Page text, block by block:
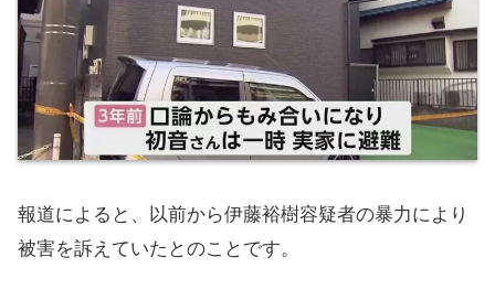
報道によると、以前から伊藤裕樹容疑者の暴力により
被害を訴えていたとのことです。